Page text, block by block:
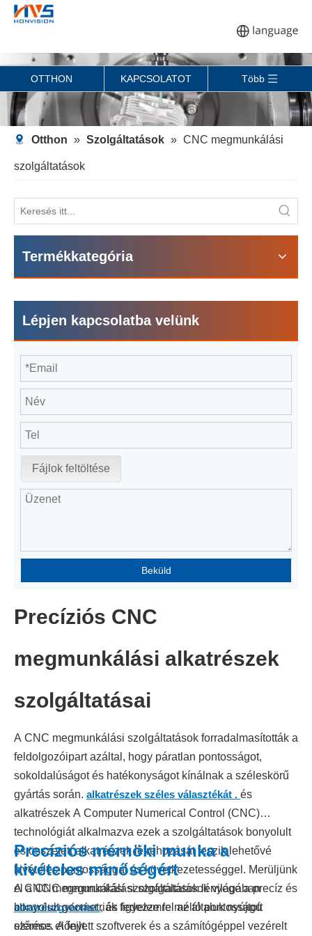
OTTHON KAPCSOLATOT Több
Otthon » Szolgáltatások » CNC megmunkálási
szolgáltatások
Termékkategória
Lépjen kapcsolatba velünk
Fájlok feltöltése
Beküld
Precíziós CNC
megmunkálási alkatrészek
szolgáltatásai
A CNC megmunkálási szolgáltatások forradalmasították a
feldolgozóipart azáltal, hogy páratlan pontosságot,
sokoldalúságot és hatékonyságot kínálnak a széleskörű
gyártás során. alkatrészek széles választékát . és
alkatrészek A Computer Numerical Control (CNC)
technológiát alkalmazva ezek a szolgáltatások bonyolult
és összetett alkatrészek létrehozását teszik lehetővé
kivételes pontossággal és következetességgel. Merüljünk
el a CNC megmunkálási szolgáltatások világában
alkatrészgyártást, és fedezze fel az általuk nyújtott
számos előnyt.
Precíziós mérnöki munka a
kivételes minőségért
A CNC megmunkálási szolgáltatások lényege a precíz és
bonyolult geometriák figyelemre méltó pontosságú
elérése. A fejlett szoftverek és a számítógéppel vezérelt